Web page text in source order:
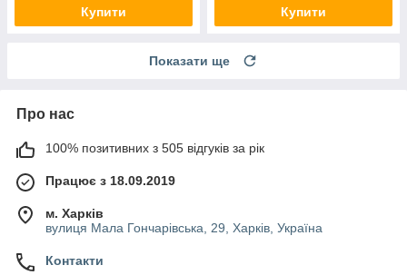
Купити Купити
Показати ще
Про нас
100% позитивних з 505 відгуків за рік
Працює з 18.09.2019
м. Харків
вулиця Мала Гончарівська, 29, Харків, Україна
Контакти